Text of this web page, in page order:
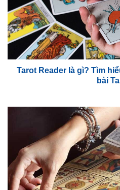
Tarot Reader là gì? Tìm
bài